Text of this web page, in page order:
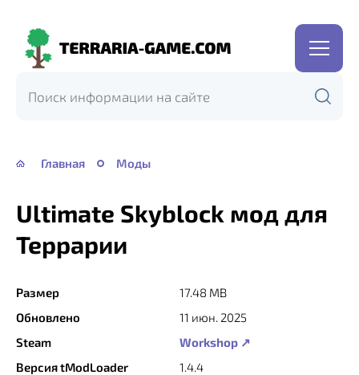
Terraria-
Главная Моды
Ultimate Skyblock мод для
Террарии
Размер
17.48 MB
Обновлено
11 июн. 2025
Steam
Workshop ↗
Версия tModLoader
1.4.4